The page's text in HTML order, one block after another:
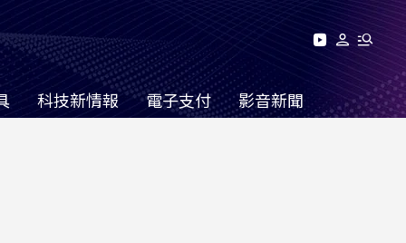
科技新情報 電子支付 影音新聞